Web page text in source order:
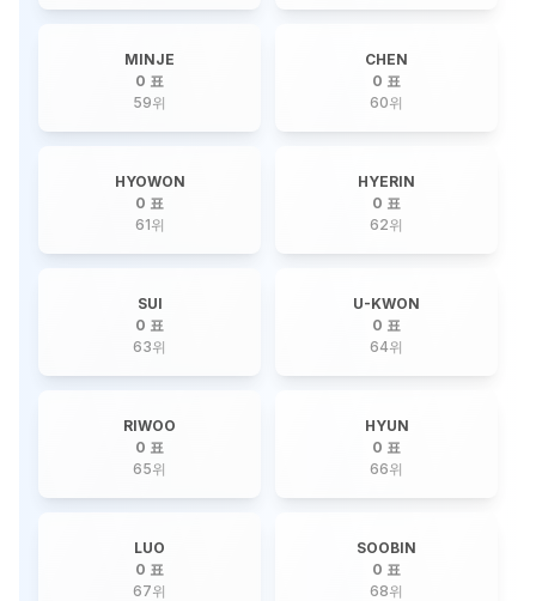
MINJE
0 표
59위
CHEN
0 표
60위
HYOWON
0 표
61위
HYERIN
0 표
62위
SUI
0 표
63위
U-KWON
0 표
64위
RIWOO
0 표
65위
HYUN
0 표
66위
LUO
0 표
67위
SOOBIN
0 표
68위